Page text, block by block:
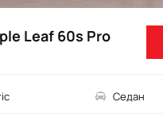
Leaf 60s Pro
Седан